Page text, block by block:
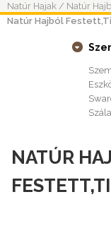
Natúr Hajak / Natúr
Natúr Hajból
NATÚR